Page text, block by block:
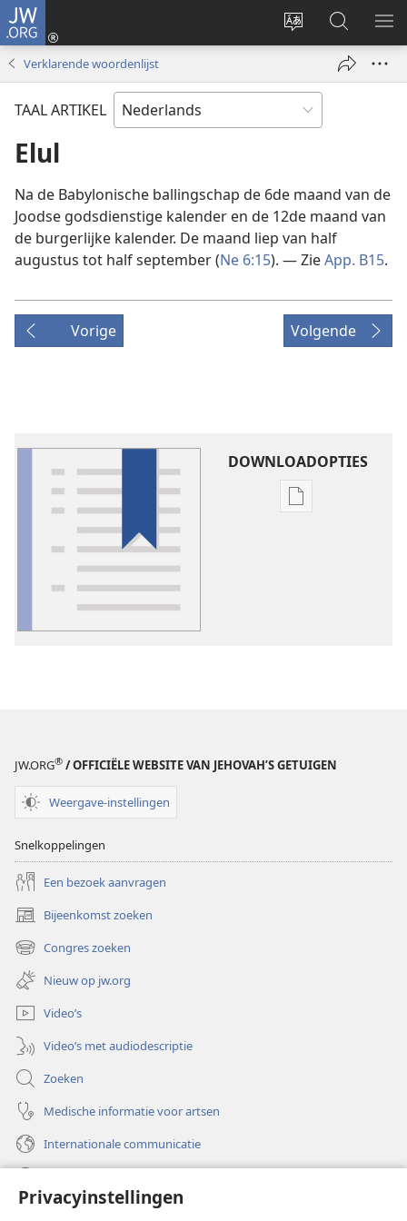
Privacyinstellingen
JW.ORG
Taal
wijzigen
Inloggen
(opent
Zoeken
op
JW.ORG
Verklarende woordenlijst
TAAL ARTIKEL
Elul
Na de Babylonische ballingschap de 6de maand van de
Joodse godsdienstige kalender en de 12de maand van
de burgerlijke kalender. De maand liep van half
augustus tot half september (Ne 6:15). — ZieApp. B15.
Vorige Volgende
DOWNLOADOPTIES
JW.ORG® / OFFICIËLE WEBSITE VAN JEHOVAH’S GETUIGEN
Weergave-instellingen
Snelkoppelingen
Een bezoek aanvragen
Bijeenkomst zoeken
(opent
nieuw
venster)
Congres zoeken
(opent
nieuw
venster)
Nieuw op jw.org
Video’s
Video’s met audiodescriptie
Zoeken
Medische informatie voor artsen
Internationale communicatie